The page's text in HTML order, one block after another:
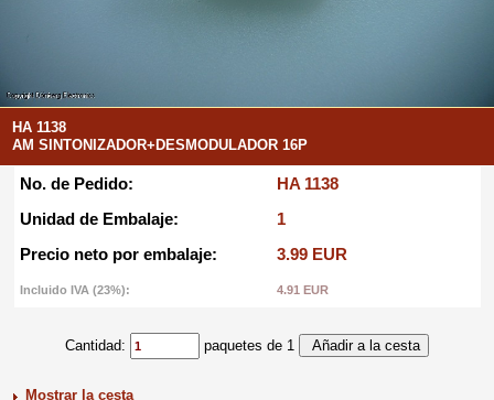
HA 1138
AM SINTONIZADOR+DESMODULADOR 16P
No. de Pedido:
HA 1138
Unidad de Embalaje:
1
Precio neto por embalaje:
3.99 EUR
Incluido IVA (23%): 4.91 EUR
Cantidad: paquetes de 1
Mostrar la cesta